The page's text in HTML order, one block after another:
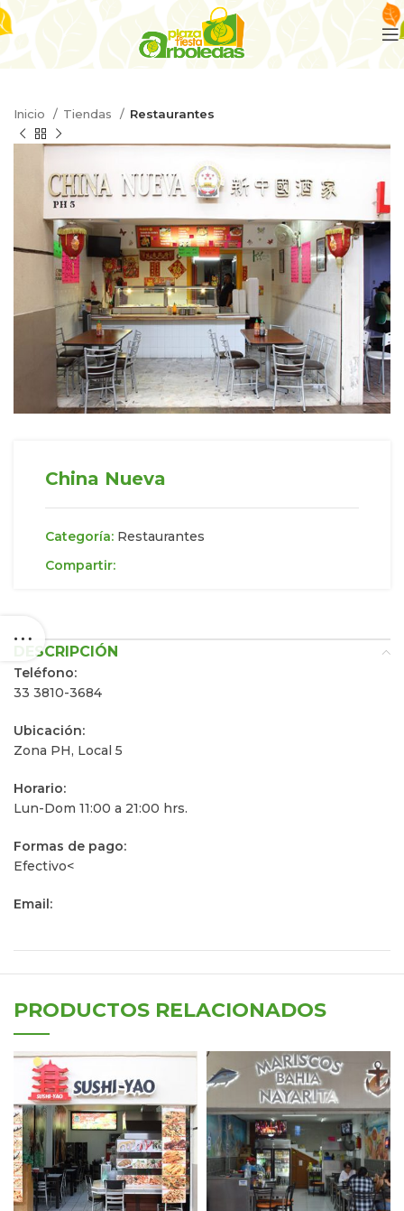
Inicio Tiendas Restaurantes
China Nueva
Categoría: Restaurantes
Compartir:
DESCRIPCIÓN
Teléfono:
33 3810-3684
Ubicación:
Zona PH, Local 5
Horario:
Lun-Dom 11:00 a 21:00 hrs.
Formas de pago:
Efectivo<
Email:
PRODUCTOS RELACIONADOS